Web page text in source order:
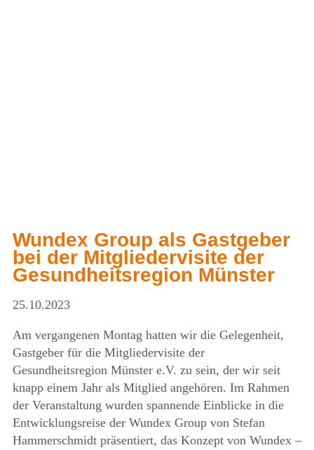
Wundex Group als Gastgeber
bei der Mitgliedervisite der
Gesundheitsregion Münster
25.10.2023
Am vergangenen Montag hatten wir die Gelegenheit,
Gastgeber für die Mitgliedervisite der
Gesundheitsregion Münster e.V. zu sein, der wir seit
knapp einem Jahr als Mitglied angehören. Im Rahmen
der Veranstaltung wurden spannende Einblicke in die
Entwicklungsreise der Wundex Group von Stefan
Hammerschmidt präsentiert, das Konzept von Wundex –